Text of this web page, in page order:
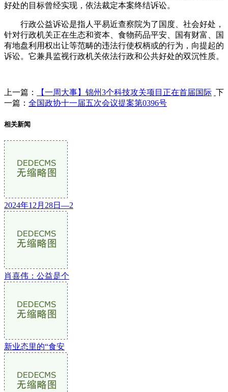
好处的目标曾经实现，依法裁定本案终结诉讼。
行政公益诉讼是指人平易近查察院为了国度、社会好处，
针对行政机关正在生态和资本、食物药品平安、国有财富、国
有地盘利用权出让等范畴的违法行使权柄或的行为，向提起的
诉讼。它兼具监视行政机关依法行政和公共好处的双沉性质。
上一篇： 【一周大事】锦州3个科技攻关项目正在首届国际 下
一篇： 全国政协十一届五次会议提案第0396号
相关新闻
2024年12月28日—2
肖喜伟：公益是个
新业态里的“食安